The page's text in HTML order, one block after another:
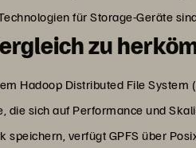
für Storage-Geräte
zu
Hadoop Distributed File
die sich auf Performance und
speichern, verfügt GPFS über